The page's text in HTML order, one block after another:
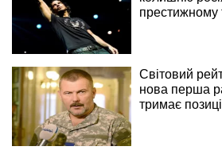
престижному
Світовий
нова перша
тримає